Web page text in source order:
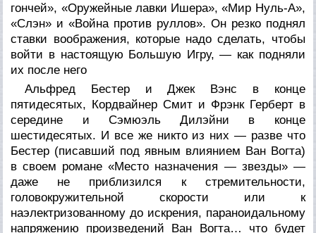
гончей», «Оружейные лавки Ишера», «Мир Нуль-А»,
«Слэн» и «Война против руллов». Он резко поднял
ставки воображения, которые надо сделать, чтобы
войти в настоящую Большую Игру, — как подняли
их после него
Альфред Бестер и Джек Вэнс в конце
пятидесятых, Кордвайнер Смит и Фрэнк Герберт в
середине и Сэмюэль Дилэйни в конце
шестидесятых. И все же никто из них — разве что
Бестер (писавший под явным влиянием Ван Вогта)
в своем романе «Место назначения — звезды» —
даже не приблизился к стремительности,
головокружительной скорости или к
наэлектризованному до искрения, параноидальному
напряжению произведений Ван Вогта… что будет